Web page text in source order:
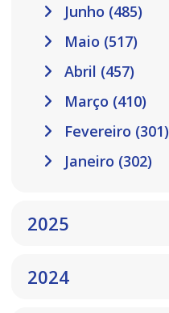
Junho (485)
Maio (517)
Abril (457)
Março (410)
Fevereiro (301)
Janeiro (302)
2025
2024